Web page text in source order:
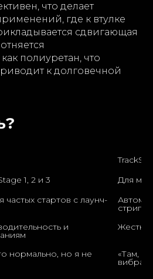
что делает
где к втулке
сдвигающая
полиуретан, что
к долговечной
стартов с лаунч-
и
нормально, но я не
«Там,